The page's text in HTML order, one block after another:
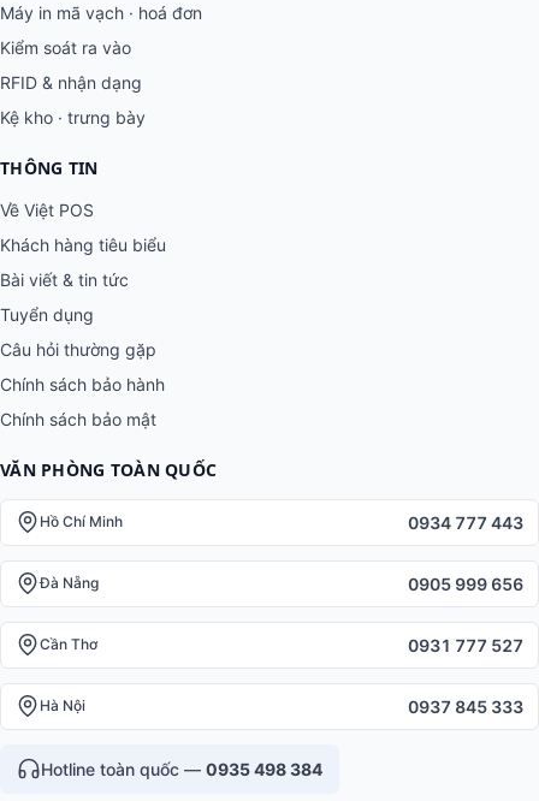
Máy in mã vạch · hoá đơn
Kiểm soát ra vào
RFID & nhận dạng
Kệ kho · trưng bày
THÔNG TIN
Về Việt POS
Khách hàng tiêu biểu
Bài viết & tin tức
Tuyển dụng
Câu hỏi thường gặp
Chính sách bảo hành
Chính sách bảo mật
VĂN PHÒNG TOÀN QUỐC
Hồ Chí Minh 0934 777 443
Đà Nẵng 0905 999 656
Cần Thơ 0931 777 527
Hà Nội 0937 845 333
Hotline toàn quốc — 0935 498 384